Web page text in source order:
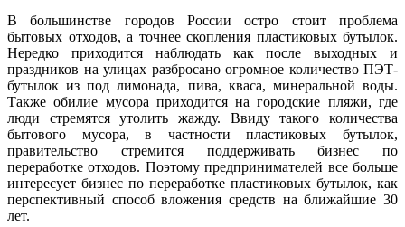
В большинстве городов России остро стоит проблема
бытовых отходов, а точнее скопления пластиковых бутылок.
Нередко приходится наблюдать как после выходных и
праздников на улицах разбросано огромное количество ПЭТ-
бутылок из под лимонада, пива, кваса, минеральной воды.
Также обилие мусора приходится на городские пляжи, где
люди стремятся утолить жажду. Ввиду такого количества
бытового мусора, в частности пластиковых бутылок,
правительство стремится поддерживать бизнес по
переработке отходов. Поэтому предпринимателей все больше
интересует бизнес по переработке пластиковых бутылок, как
перспективный способ вложения средств на ближайшие 30
лет.